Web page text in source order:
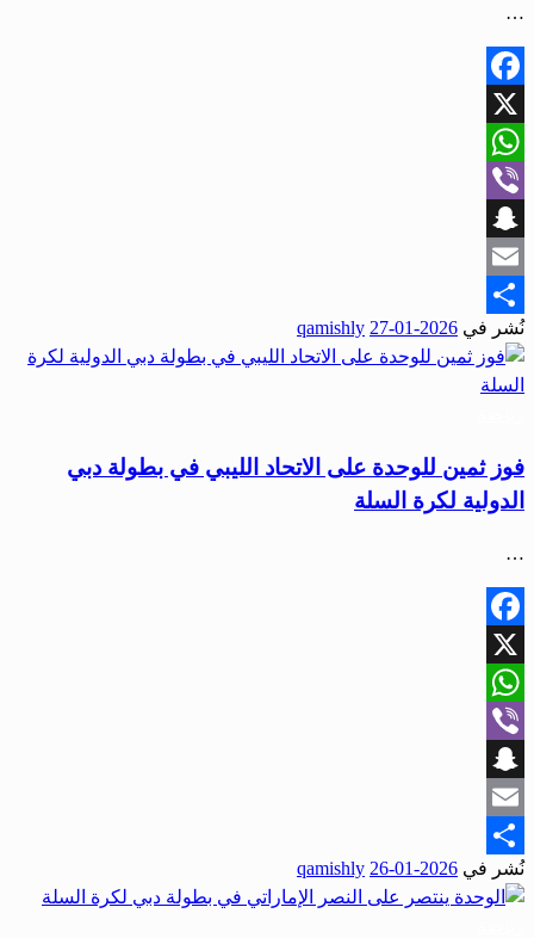
…
Facebook
X
WhatsApp
Viber
Snapchat
Email
Share
نُشر في 2026-01-27
qamishly
فوز ثمين للوحدة على الاتحاد الليبي في بطولة دبي
الدولية لكرة السلة
…
Facebook
X
WhatsApp
Viber
Snapchat
Email
Share
نُشر في 2026-01-26
qamishly